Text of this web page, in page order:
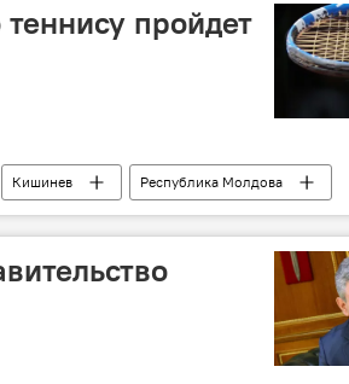
пройдет
Кишинев
Республика Молдова
2017 теннис турнир